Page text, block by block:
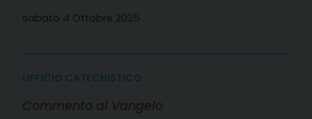
sabato 4 Ottobre 2025
UFFICIO CATECHISTICO
Commento al Vangelo